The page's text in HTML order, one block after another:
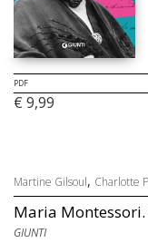
PDF
€ 9,99
Martine Gilsoul, Charlotte
Maria
GIUNTI